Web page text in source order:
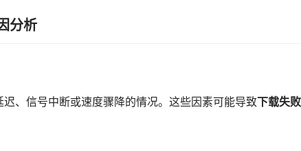
分析
、信号中断或速度骤降的情况。这些因素可能导致下载失败